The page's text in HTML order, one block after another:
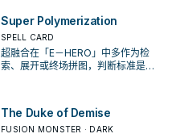
Super Polymerization
SPELL CARD
超融合在「E－HERO」中多作为检
索、展开或终场拼图，判断标准是它
The Duke of Demise
FUSION MONSTER · DARK